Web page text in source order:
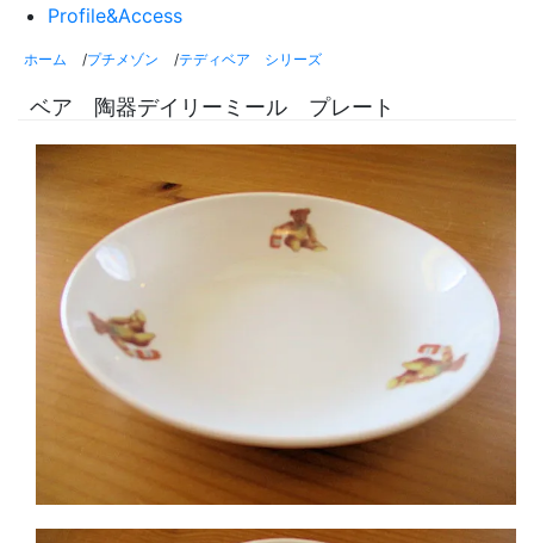
Profile&Access
ホーム /プチメゾン /テディベア シリーズ
ベア 陶器デイリーミール プレート